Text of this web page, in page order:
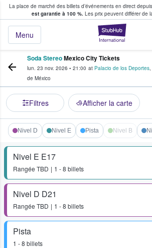
La place de marché des billets d’événements en direct
est garantie à 100 %. Les prix peuvent différer de
Menu
fans achètent et vendent
Soda StereoMexico City Tickets
lun. 23 nov. 2026 • 21:00 at Palacio de los Deportes,
de México
Filtres Afficher la carte
Nivel D Nivel E Pista Nivel B
Nivel E E17
Rangée TBD 1 - 8 billets
Nivel D D21
Rangée TBD 1 - 8 billets
Pista
1 - 8 billets